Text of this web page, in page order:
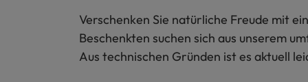
Verschenken Sie natürliche Freude mit
Beschenkten suchen sich aus unserem
Aus technischen Gründen ist es aktuell